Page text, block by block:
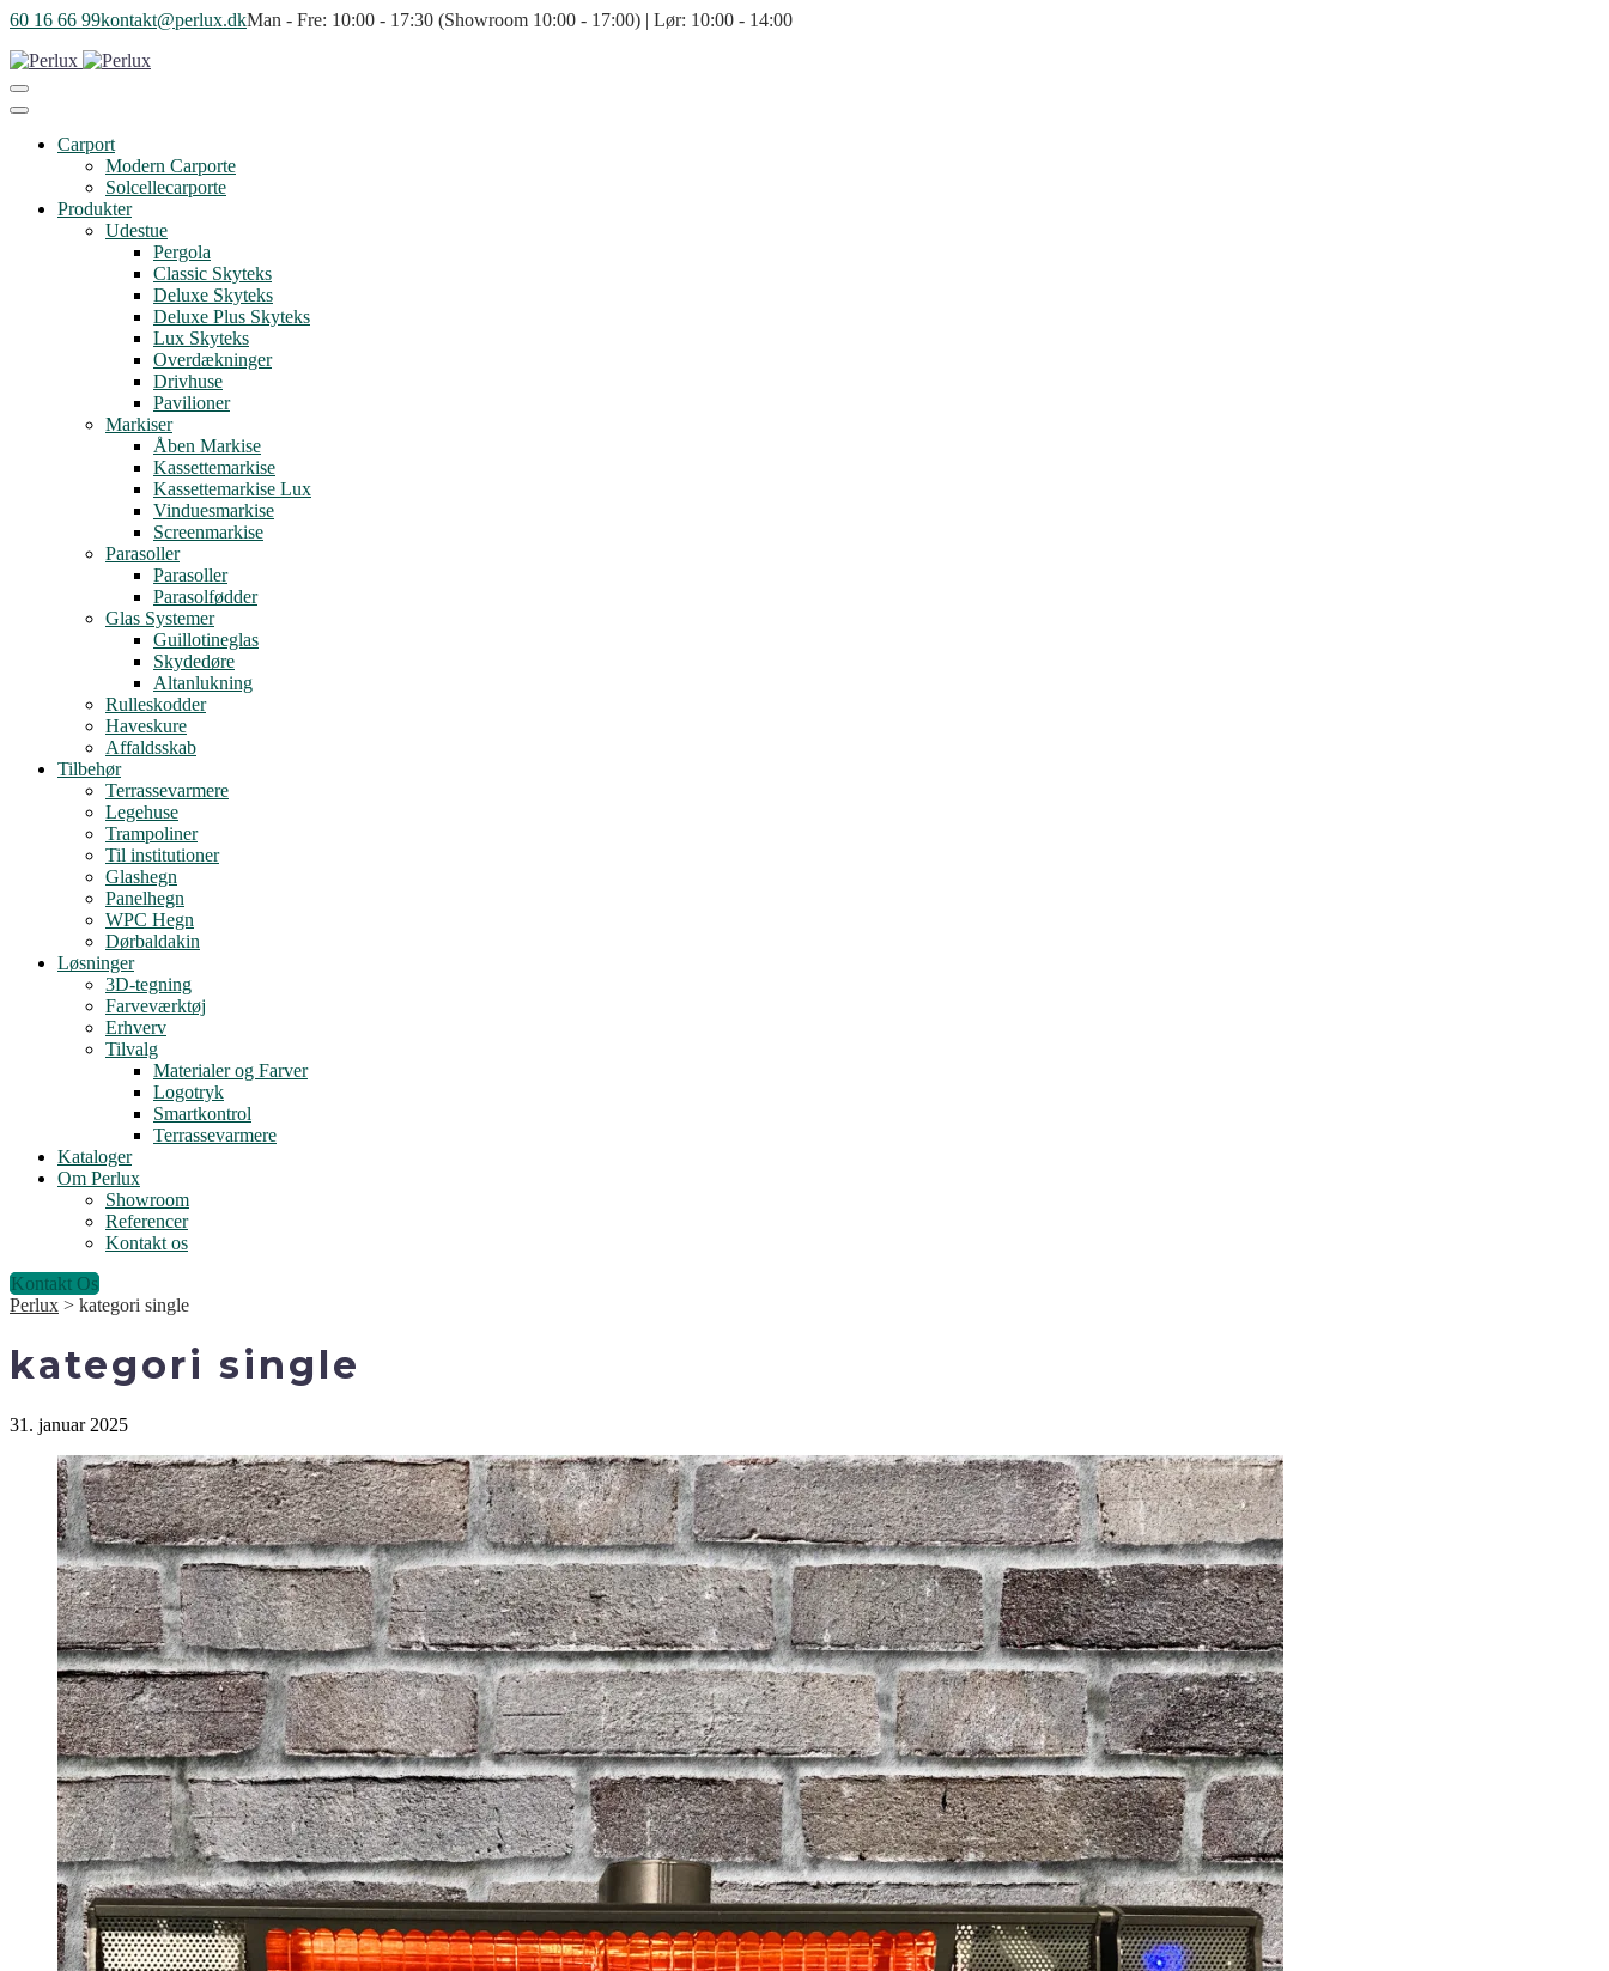
60 16 66 99kontakt@perlux.dkMan - Fre: 10:00 - 17:30 (Showroom 10:00 - 17:00) | Lør: 10:00 - 14:00
Carport
Modern Carporte
Solcellecarporte
Produkter
Udestue
Pergola
Classic Skyteks
Deluxe Skyteks
Deluxe Plus Skyteks
Lux Skyteks
Overdækninger
Drivhuse
Pavilioner
Markiser
Åben Markise
Kassettemarkise
Kassettemarkise Lux
Vinduesmarkise
Screenmarkise
Parasoller
Parasoller
Parasolfødder
Glas Systemer
Guillotineglas
Skydedøre
Altanlukning
Rulleskodder
Haveskure
Affaldsskab
Tilbehør
Terrassevarmere
Legehuse
Trampoliner
Til institutioner
Glashegn
Panelhegn
WPC Hegn
Dørbaldakin
Løsninger
3D-tegning
Farveværktøj
Erhverv
Tilvalg
Materialer og Farver
Logotryk
Smartkontrol
Terrassevarmere
Kataloger
Om Perlux
Showroom
Referencer
Kontakt os
Kontakt Os
Perlux > kategori single
kategori single
31. januar 2025